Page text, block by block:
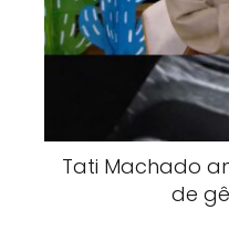
Tati Machado
de